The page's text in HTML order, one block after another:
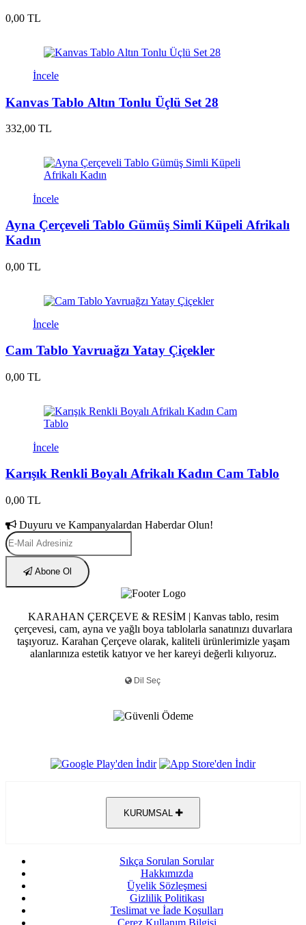
0,00 TL
İncele
Kanvas Tablo Altın Tonlu Üçlü Set 28
332,00 TL
İncele
Ayna Çerçeveli Tablo Gümüş Simli Küpeli Afrikalı
Kadın
0,00 TL
İncele
Cam Tablo Yavruağzı Yatay Çiçekler
0,00 TL
İncele
Karışık Renkli Boyalı Afrikalı Kadın Cam Tablo
0,00 TL
Duyuru ve Kampanyalardan Haberdar Olun!
Abone Ol
KARAHAN ÇERÇEVE & RESİM | Kanvas tablo, resim
çerçevesi, cam, ayna ve yağlı boya tablolarla sanatınızı duvarlara
taşıyoruz. Karahan Çerçeve olarak, kaliteli ürünlerimizle yaşam
alanlarınıza estetik katıyor ve her kareyi değerli kılıyoruz.
KURUMSAL
Sıkça Sorulan Sorular
Hakkımızda
Üyelik Sözleşmesi
Gizlilik Politikası
Teslimat ve İade Koşulları